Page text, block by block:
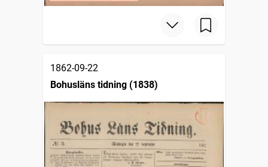
1862-09-22
Bohusläns tidning (1838)